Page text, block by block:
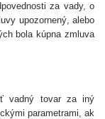
za vady, o
upozornený, alebo
bola kúpna zmluva
vadný tovar za iný
parametrami, ak